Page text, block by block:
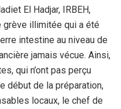
El Hadjar, IRBEH,
grève illimitée qui a été
intestine au niveau de
jamais vécue. Ainsi,
qui n’ont pas perçu
début de la préparation,
locaux, le chef de